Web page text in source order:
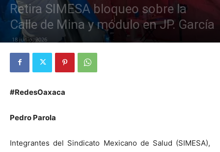
Retira SIMESA bloqueo sobre la
Calle de Mina y módulo en JP. García
18 junio, 2026
#RedesOaxaca
Pedro Parola
Integrantes del Sindicato Mexicano de Salud (SIMESA),